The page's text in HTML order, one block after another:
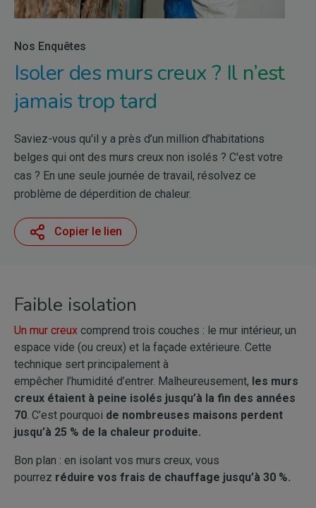
Nos Enquêtes
Isoler des murs creux ? Il n’est
jamais trop tard
Saviez-vous qu'il y a près d’un million d’habitations
belges qui ont des murs creux non isolés ? C'est votre
cas ? En une seule journée de travail, résolvez ce
problème de déperdition de chaleur.
Copier le lien
Faible isolation
Un mur creux comprend trois couches : le mur intérieur, un
espace vide (ou creux) et la façade extérieure. Cette
technique sert principalement à
empêcher l’humidité d’entrer. Malheureusement, les murs
creux étaient à peine isolés jusqu’à la fin des années
70. C’est pourquoi de nombreuses maisons perdent
jusqu’à 25 % de la chaleur produite.
Bon plan : en isolant vos murs creux, vous
pourrez réduire vos frais de chauffage jusqu’à 30 %.